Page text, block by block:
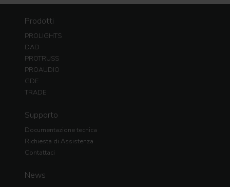
Prodotti
PROLIGHTS
DAD
PROTRUSS
PROAUDIO
GDE
TRADE
Supporto
Documentazione tecnica
Richiesta di Assistenza
Contattaci
News